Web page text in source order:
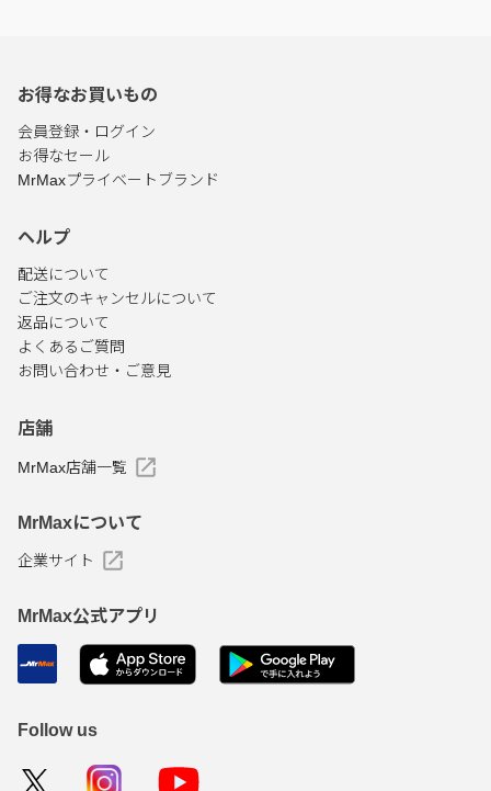
お得なお買いもの
会員登録・ログイン
お得なセール
MrMaxプライベートブランド
ヘルプ
配送について
ご注文のキャンセルについて
返品について
よくあるご質問
お問い合わせ・ご意見
店舗
MrMax店舗一覧
MrMaxについて
企業サイト
MrMax公式アプリ
Follow us